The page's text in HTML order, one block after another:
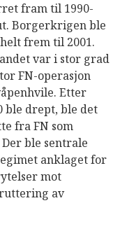
fram til 1990-
Borgerkrigen ble
frem til 2001.
var i stor grad
FN-operasjon
Etter
ble drept, ble det
fra FN som
ble sentrale
anklaget for
mot
av